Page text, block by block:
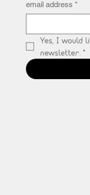
email address *
Yes, I would
newsletter. *